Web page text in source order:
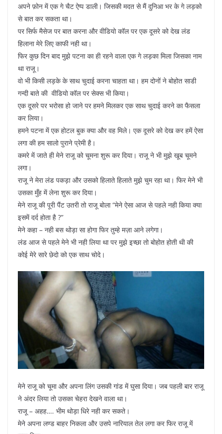
अपने फ़ोन में एक गे चैट ऐप्प डाली। जिसकी मदत से मैं दुनिआ भर के गे लड़को
से बात कर सकता था।
पर सिर्फ मैसेज पर बात करना और वीडियो कॉल पर एक दूसरे को देख लंड
हिलाना मेरे लिए काफी नही था।
फिर कुछ दिन बाद मुझे पटना का ही रहने वाला एक गे लड़का मिला जिसका नाम
था राजू।
वो भी किसी लड़के के साथ चुदाई करना चाहता था। हम दोनों ने बोहोत साडी
गन्दी बाते की वीडियो कॉल पर सेक्स भी किया।
एक दूसरे पर भरोसा हो जाने पर हमने मिलकर एक साथ चुदाई करने का फैसला
कर लिया।
हमने पटना में एक होटल बुक क्या और वह मिले। एक दूसरे को देख कर हमें ऐसा
लगा की हम सालो पुराने प्रेमी है।
कमरे में जाते ही मेने राजू को चूमना शुरू कर दिया। राजू ने भी मुझे खूब चूमने
लगा।
राजू ने मेरा लंड पकड़ा और उसको हिलाते हिलाते मुझे चुम रहा था। फिर मेने भी
उसका मुँह में लेना शुरू कर दिया।
मेने राजू की पूरी पैंट उतरी तो राजू बोला “मेने ऐसा आज से पहले नही किया क्या
इसमें दर्द होता है ?”
मेने कहा – नही बस थोड़ा सा होगा फिर तुम्हे मज़ा आने लगेगा।
लंड आज से पहले मेने भी नही लिया था पर मुझे इच्छा तो बोहोत होती थी की
कोई मेरे सारे छेदो को एक साथ चोदे।
मेने राजू को चूमा और अपना लिंग उसकी गांड में घुसा दिया। जब पहली बार राजू
ने अंदर लिया तो उसका चेहरा देखने वाला था।
राजू – अहह…. भीम थोड़ा धिरे नही कर सकते।
मेने अपना लण्ड बाहर निकला और उसपे नारियाल तेल लगा कर फिर राजू में